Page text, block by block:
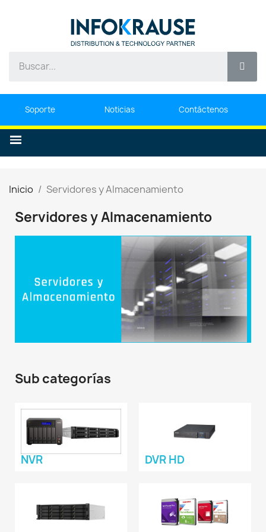
Soporte Noticias Contáctenos
Inicio Servidores y Almacenamiento
Servidores y Almacenamiento
Sub categorías
NVR DVR HD